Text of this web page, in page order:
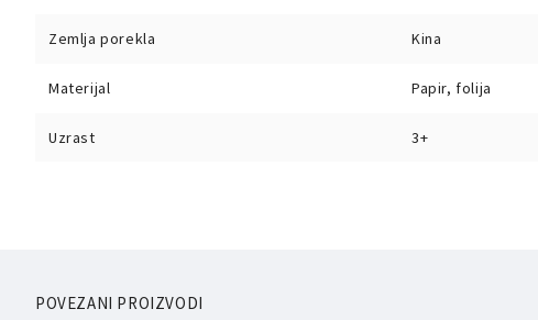
Zemlja porekla Kina
Materijal Papir, folija
Uzrast 3+
POVEZANI PROIZVODI